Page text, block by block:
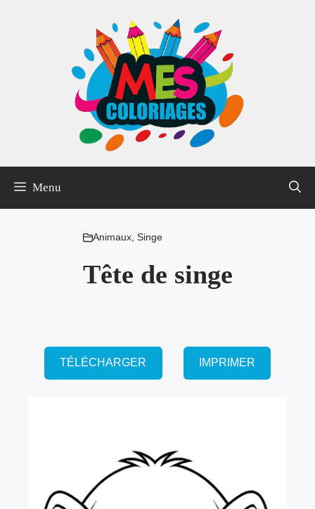
Menu
Animaux, Singe
Tête de singe
TÉLÉCHARGER IMPRIMER